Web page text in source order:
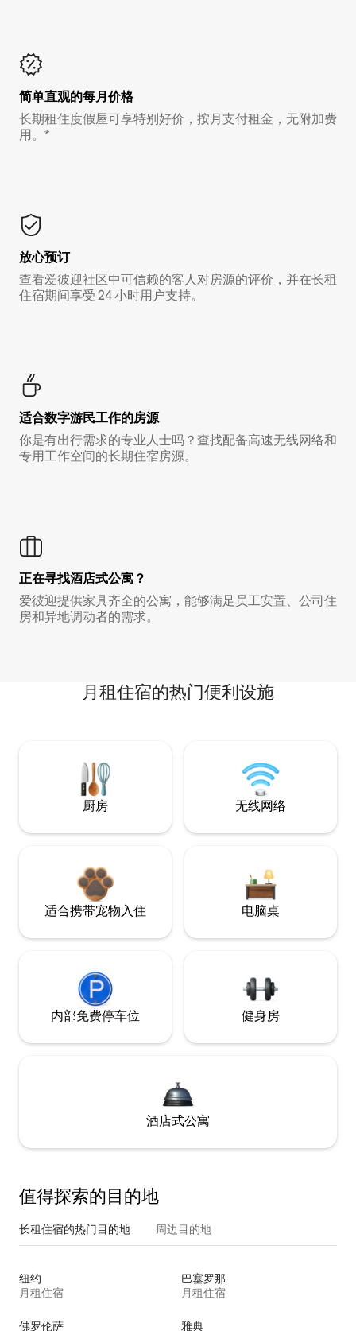
简单直观的每月价格
长期租住度假屋可享特别好价，按月支付租金，无附加费
用。*
放心预订
查看爱彼迎社区中可信赖的客人对房源的评价，并在长租
住宿期间享受 24 小时用户支持。
适合数字游民工作的房源
你是有出行需求的专业人士吗？查找配备高速无线网络和
专用工作空间的长期住宿房源。
正在寻找酒店式公寓？
爱彼迎提供家具齐全的公寓，能够满足员工安置、公司住
房和异地调动者的需求。
月租住宿的热门便利设施
厨房 无线网络
适合携带宠物入住 电脑桌
内部免费停车位 健身房
酒店式公寓
值得探索的目的地
长租住宿的热门目的地 周边目的地
纽约
月租住宿
巴塞罗那
月租住宿
佛罗伦萨 雅典